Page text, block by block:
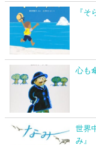
『そ
心も
世界
み』